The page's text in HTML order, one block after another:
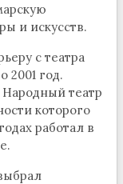
и искусств.
с театра
2001 год.
театр
которого
работал в